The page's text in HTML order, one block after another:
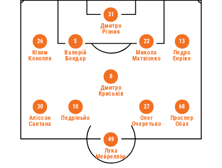
31
Дмитро
Різник
26
Юхим
Конопля
5
Валерій
Бондар
22
Микола
Матвієнко
13
Педро
Енріке
8
Дмитро
Криськів
30
Аліссон
Сантана
10
Педріньйо
27
Олег
Очеретько
68
Проспер
Обах
49
Лука
Мейрелліш